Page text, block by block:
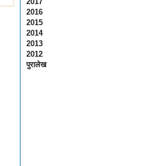
2016
2015
2014
2013
2012
पुरालेख